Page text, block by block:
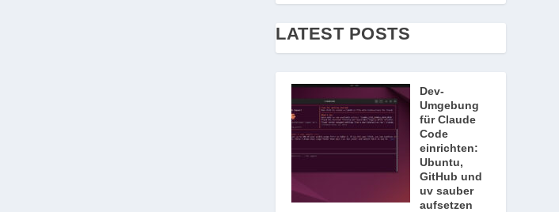
LATEST POSTS
Dev-
Umgebung
für Claude
Code
einrichten:
Ubuntu,
GitHub und
uv sauber
aufsetzen